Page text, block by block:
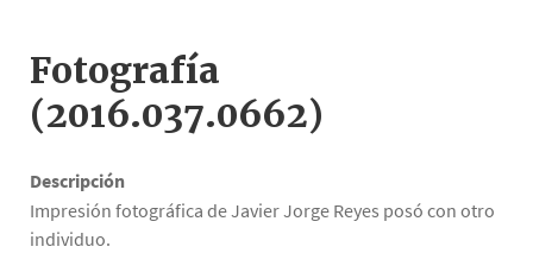
Fotografía
(2016.037.0662)
Descripción
Impresión fotográfica de Javier Jorge Reyes posó con otro
individuo.